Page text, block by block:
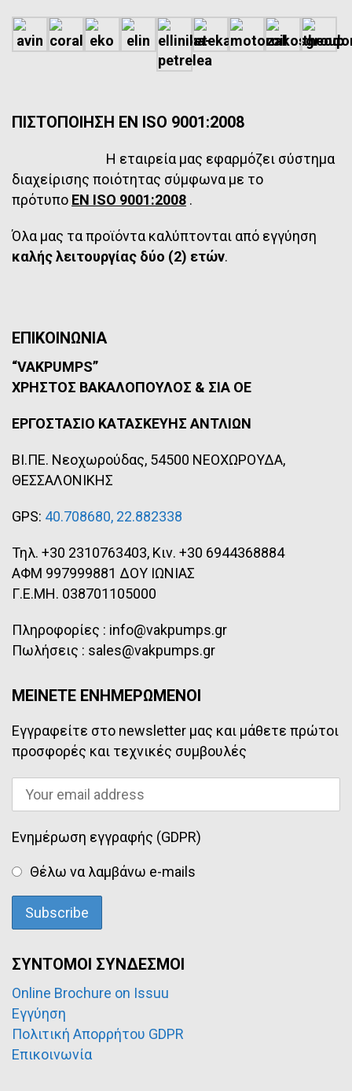
ΠΙΣΤΟΠΟΙΗΣΗ EN ISO 9001:2008
Η εταιρεία μας εφαρμόζει σύστημα
διαχείρισης ποιότητας σύμφωνα με το
πρότυπο EN ISO 9001:2008 .
Όλα μας τα προϊόντα καλύπτονται από εγγύηση
καλής λειτουργίας δύο (2) ετών.
ΕΠΙΚΟΙΝΩΝΙΑ
“VAKPUMPS”
ΧΡΗΣΤΟΣ ΒΑΚΑΛΟΠΟΥΛΟΣ & ΣΙΑ ΟΕ
ΕΡΓΟΣΤΑΣΙΟ ΚΑΤΑΣΚΕΥΗΣ ΑΝΤΛΙΩΝ
ΒΙ.ΠΕ. Νεοχωρούδας, 54500 ΝΕΟΧΩΡΟΥΔΑ,
ΘΕΣΣΑΛΟΝΙΚΗΣ
GPS: 40.708680, 22.882338
Τηλ. +30 2310763403, Κιν. +30 6944368884
ΑΦΜ 997999881 ΔΟΥ ΙΩΝΙΑΣ
Γ.Ε.ΜΗ. 038701105000
Πληροφορίες : info@vakpumps.gr
Πωλήσεις : sales@vakpumps.gr
ΜΕΙΝΕΤΕ ΕΝΗΜΕΡΩΜΕΝΟΙ
Εγγραφείτε στο newsletter μας και μάθετε πρώτοι
προσφορές και τεχνικές συμβουλές
Ενημέρωση εγγραφής (GDPR)
Θέλω να λαμβάνω e-mails
ΣΥΝΤΟΜΟΙ ΣΥΝΔΕΣΜΟΙ
Online Brochure on Issuu
Εγγύηση
Πολιτική Απορρήτου GDPR
Επικοινωνία